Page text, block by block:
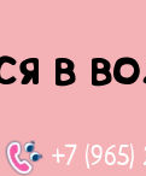
в
+7